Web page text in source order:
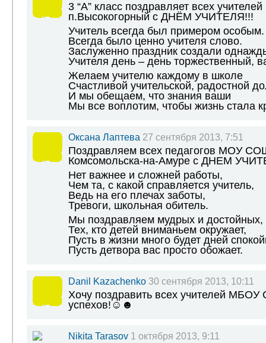
3 “А” класс поздравляет всех
п.Высокогорный с ДНЁМ УЧИТЕЛЯ!!!
Учитель всегда был примером особым.
Всегда было ценно учителя слово.
Заслуженно праздник создали
Учителя день – день торжественный,
Желаем учителю каждому в школе
Счастливой учительской, радостной
И мы обещаем, что знания ваши
Мы все воплотим, чтобы жизнь стала
Оксана Лаптева 27 сентября 2013, 7:51
Поздравляем всех педагогов МОУ
Комсомольска-на-Амуре с ДНЕМ
Нет важнее и сложней работы,
Чем та, с какой справляется учитель,
Ведь на его плечах заботы,
Тревоги, школьная обитель.
Мы поздравляем мудрых и достойных,
Тех, кто детей вниманьем окружает,
Пусть в жизни много будет дней
Пусть детвора вас просто обожает.
Danil Kazachenko 30 сентября 2013, 10:11
Хочу поздравить всех учителей
успехов!☺☻
Nikita Tarasov 1 октября 2013, 9:11